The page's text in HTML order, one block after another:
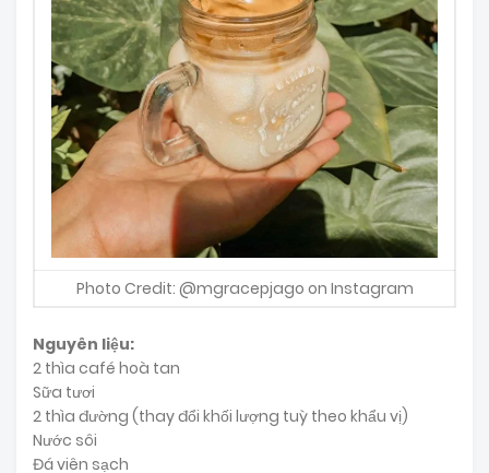
Photo Credit: @mgracepjago on Instagram
Nguyên liệu:
2 thìa café hoà tan
Sữa tươi
2 thìa đường (thay đổi khối lượng tuỳ theo khẩu vị)
Nước sôi
Đá viên sạch